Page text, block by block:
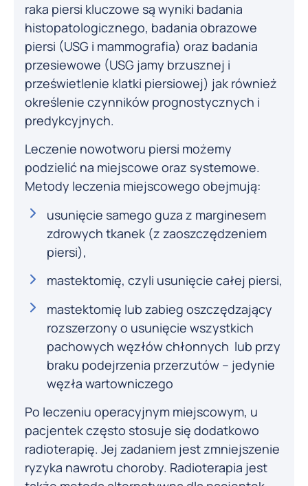
raka piersi kluczowe są wyniki badania
histopatologicznego, badania obrazowe
piersi (USG i mammografia) oraz badania
przesiewowe (USG jamy brzusznej i
prześwietlenie klatki piersiowej) jak również
określenie czynników prognostycznych i
predykcyjnych.
Leczenie nowotworu piersi możemy
podzielić na miejscowe oraz systemowe.
Metody leczenia miejscowego obejmują:
usunięcie samego guza z marginesem
zdrowych tkanek (z zaoszczędzeniem
piersi),
mastektomię, czyli usunięcie całej piersi,
mastektomię lub zabieg oszczędzający
rozszerzony o usunięcie wszystkich
pachowych węzłów chłonnych lub przy
braku podejrzenia przerzutów – jedynie
węzła wartowniczego
Po leczeniu operacyjnym miejscowym, u
pacjentek często stosuje się dodatkowo
radioterapię. Jej zadaniem jest zmniejszenie
ryzyka nawrotu choroby. Radioterapia jest